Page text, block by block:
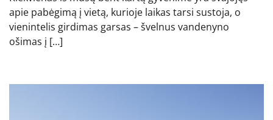
apie pabėgimą į vietą, kurioje laikas tarsi sustoja, o
vienintelis girdimas garsas – švelnus vandenyno
ošimas į […]